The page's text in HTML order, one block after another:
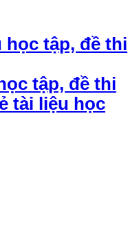
tập, đề thi
tài liệu học